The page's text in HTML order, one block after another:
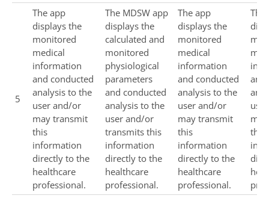
5
The app
displays the
monitored
medical
information
and conducted
analysis to the
user and/or
may transmit
this
information
directly to the
healthcare
professional.
The MDSW app
displays the
calculated and
monitored
physiological
parameters
and conducted
analysis to the
user and/or
transmits this
information
directly to the
healthcare
professional.
The app
displays the
monitored
medical
information
and conducted
analysis to the
user and/or
may transmit
this
information
directly to the
healthcare
professional.
The
and
this